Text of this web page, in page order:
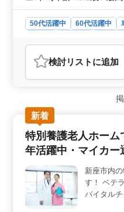
50代活躍中 60代活躍中
おすすめポイント
＜魅力的なポイント＞ 草
験者の募集です。50代以
たり、建築施工管理から
注や業者手配まで幅広い
す。また、車通勤可能で
厚生が整っています。
集で、正社員・契約社員
能です。勤務地は埼玉県
駅です。必要な資格は2級
自動車免許があれば尚可
以上が求められます。
400万円から600万円であ
検討リスト に追加
新着
特別養護老人ホー
年活躍中・マイカー
新座市内
す！ ベテ
バイタルチ